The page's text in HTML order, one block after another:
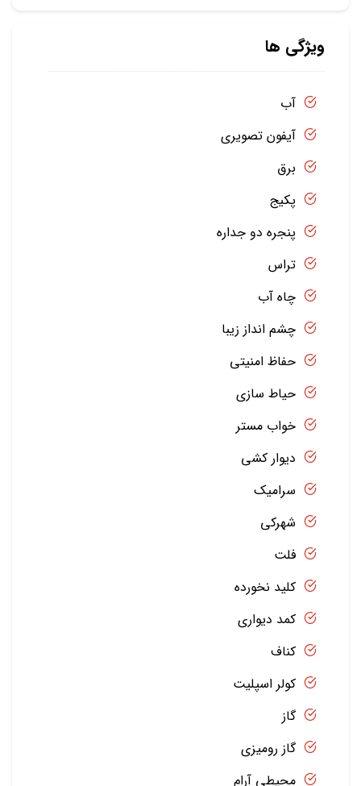
ویژگی ها
آب
آیفون تصویری
برق
پکیج
پنجره دو جداره
تراس
چاه آب
چشم انداز زیبا
حفاظ امنیتی
حیاط سازی
خواب مستر
دیوار کشی
سرامیک
شهرکی
فلت
کلید نخورده
کمد دیواری
کناف
کولر اسپلیت
گاز
گاز رومیزی
محیطی آرام